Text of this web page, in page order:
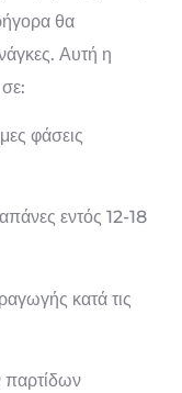
θα
Αυτή η
φάσεις
εντός 12-18
κατά τις
παρτίδων